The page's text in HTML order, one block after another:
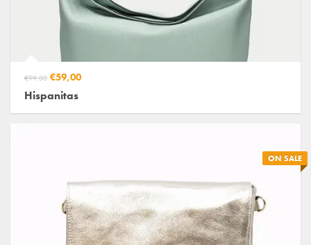
€99,00 €59,00
Hispanitas
ON SALE